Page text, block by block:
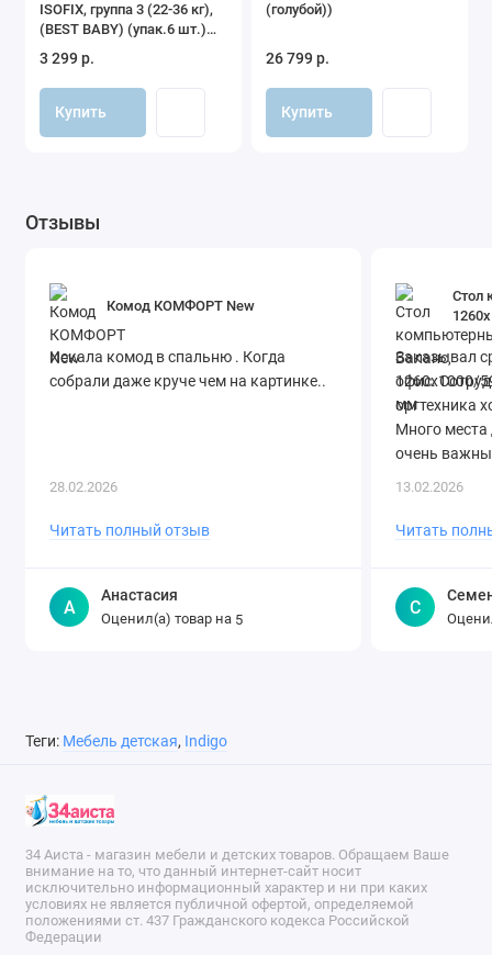
ISOFIX, группа 3 (22-36 кг),
(BEST BABY) (упак.6 шт.)
(серый-зеленый)
3 299 р.
Купить
(голубой))
26 799 р.
Купить
Отзывы
Комод КОМФОРТ New
Искала комод в спальню . Когда
собрали даже круче чем на картинке..
28.02.2026
Читать полный отзыв
А
Анастасия
Оценил(а) товар на 5
Стол
Заказывал
офис.
оргтехника
Много места
очень
оперативно!
13.02.2026
Читать
С
Теги: Мебель детская, Indigo
34 Аиста - магазин мебели и детских товаров. Обращаем Ваше
внимание на то, что данный интернет-сайт носит
исключительно информационный характер и ни при каких
условиях не является публичной офертой, определяемой
положениями ст. 437 Гражданского кодекса Российской
Федерации